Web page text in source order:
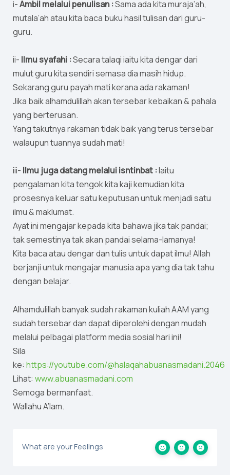
i-Ambil melalui penulisan :Sama ada kita muraja’ah,
mutala’ah atau kita baca buku hasil tulisan dari guru-
guru.
ii- Ilmu syafahi :Secara talaqi iaitu kita dengar dari
mulut guru kita sendiri semasa dia masih hidup.
Sekarang guru payah mati kerana ada rakaman!
Jika baik alhamdulillah akan tersebar kebaikan & pahala
yang berterusan.
Yang takutnya rakaman tidak baik yang terus tersebar
walaupun tuannya sudah mati!
iii- Ilmu juga datang melalui isntinbat :Iaitu
pengalaman kita tengok kita kaji kemudian kita
prosesnya keluar satu keputusan untuk menjadi satu
ilmu & maklumat.
Ayat ini mengajar kepada kita bahawa jika tak pandai;
tak semestinya tak akan pandai selama-lamanya!
Kita baca atau dengar dan tulis untuk dapat ilmu! Allah
berjanji untuk mengajar manusia apa yang dia tak tahu
dengan belajar.
Alhamdulillah banyak sudah rakaman kuliah AAM yang
sudah tersebar dan dapat diperolehi dengan mudah
melalui pelbagai platform media sosial hari ini!
Sila
ke: https://youtube.com/@halaqahabuanasmadani.2046
Lihat: www.abuanasmadani.com
Semoga bermanfaat.
Wallahu A’lam.
What are your Feelings